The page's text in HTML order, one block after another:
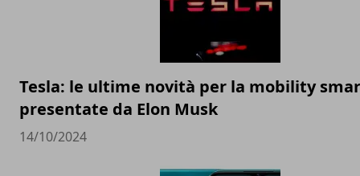
Tesla: le ultime novità per la mobility
presentate da Elon Musk
14/10/2024